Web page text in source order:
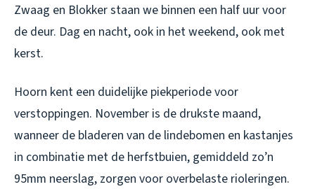
Zwaag en Blokker staan we binnen een half uur voor
de deur. Dag en nacht, ook in het weekend, ook met
kerst.
Hoorn kent een duidelijke piekperiode voor
verstoppingen. November is de drukste maand,
wanneer de bladeren van de lindebomen en kastanjes
in combinatie met de herfstbuien, gemiddeld zo’n
95mm neerslag, zorgen voor overbelaste rioleringen.